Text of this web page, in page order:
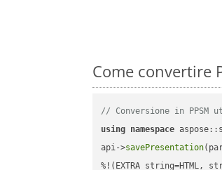
Come convertire
// Conversione in PPSM
using namespace
api->savePresentation